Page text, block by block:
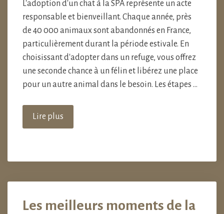
L'adoption d'un chat à la SPA représente un acte
responsable et bienveillant. Chaque année, près
de 40 000 animaux sont abandonnés en France,
particulièrement durant la période estivale. En
choisissant d'adopter dans un refuge, vous offrez
une seconde chance à un félin et libérez une place
pour un autre animal dans le besoin. Les étapes …
Lire plus
Les meilleurs moments de la